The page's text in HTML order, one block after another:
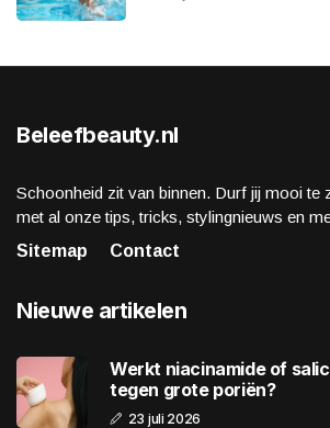
Beleefbeauty.nl
Schoonheid zit van binnen. Durf jij mooi te
met al onze tips, tricks, stylingnieuws en
Sitemap
Contact
Nieuwe artikelen
Werkt niacinamide of
tegen grote poriën?
23 juli 2026